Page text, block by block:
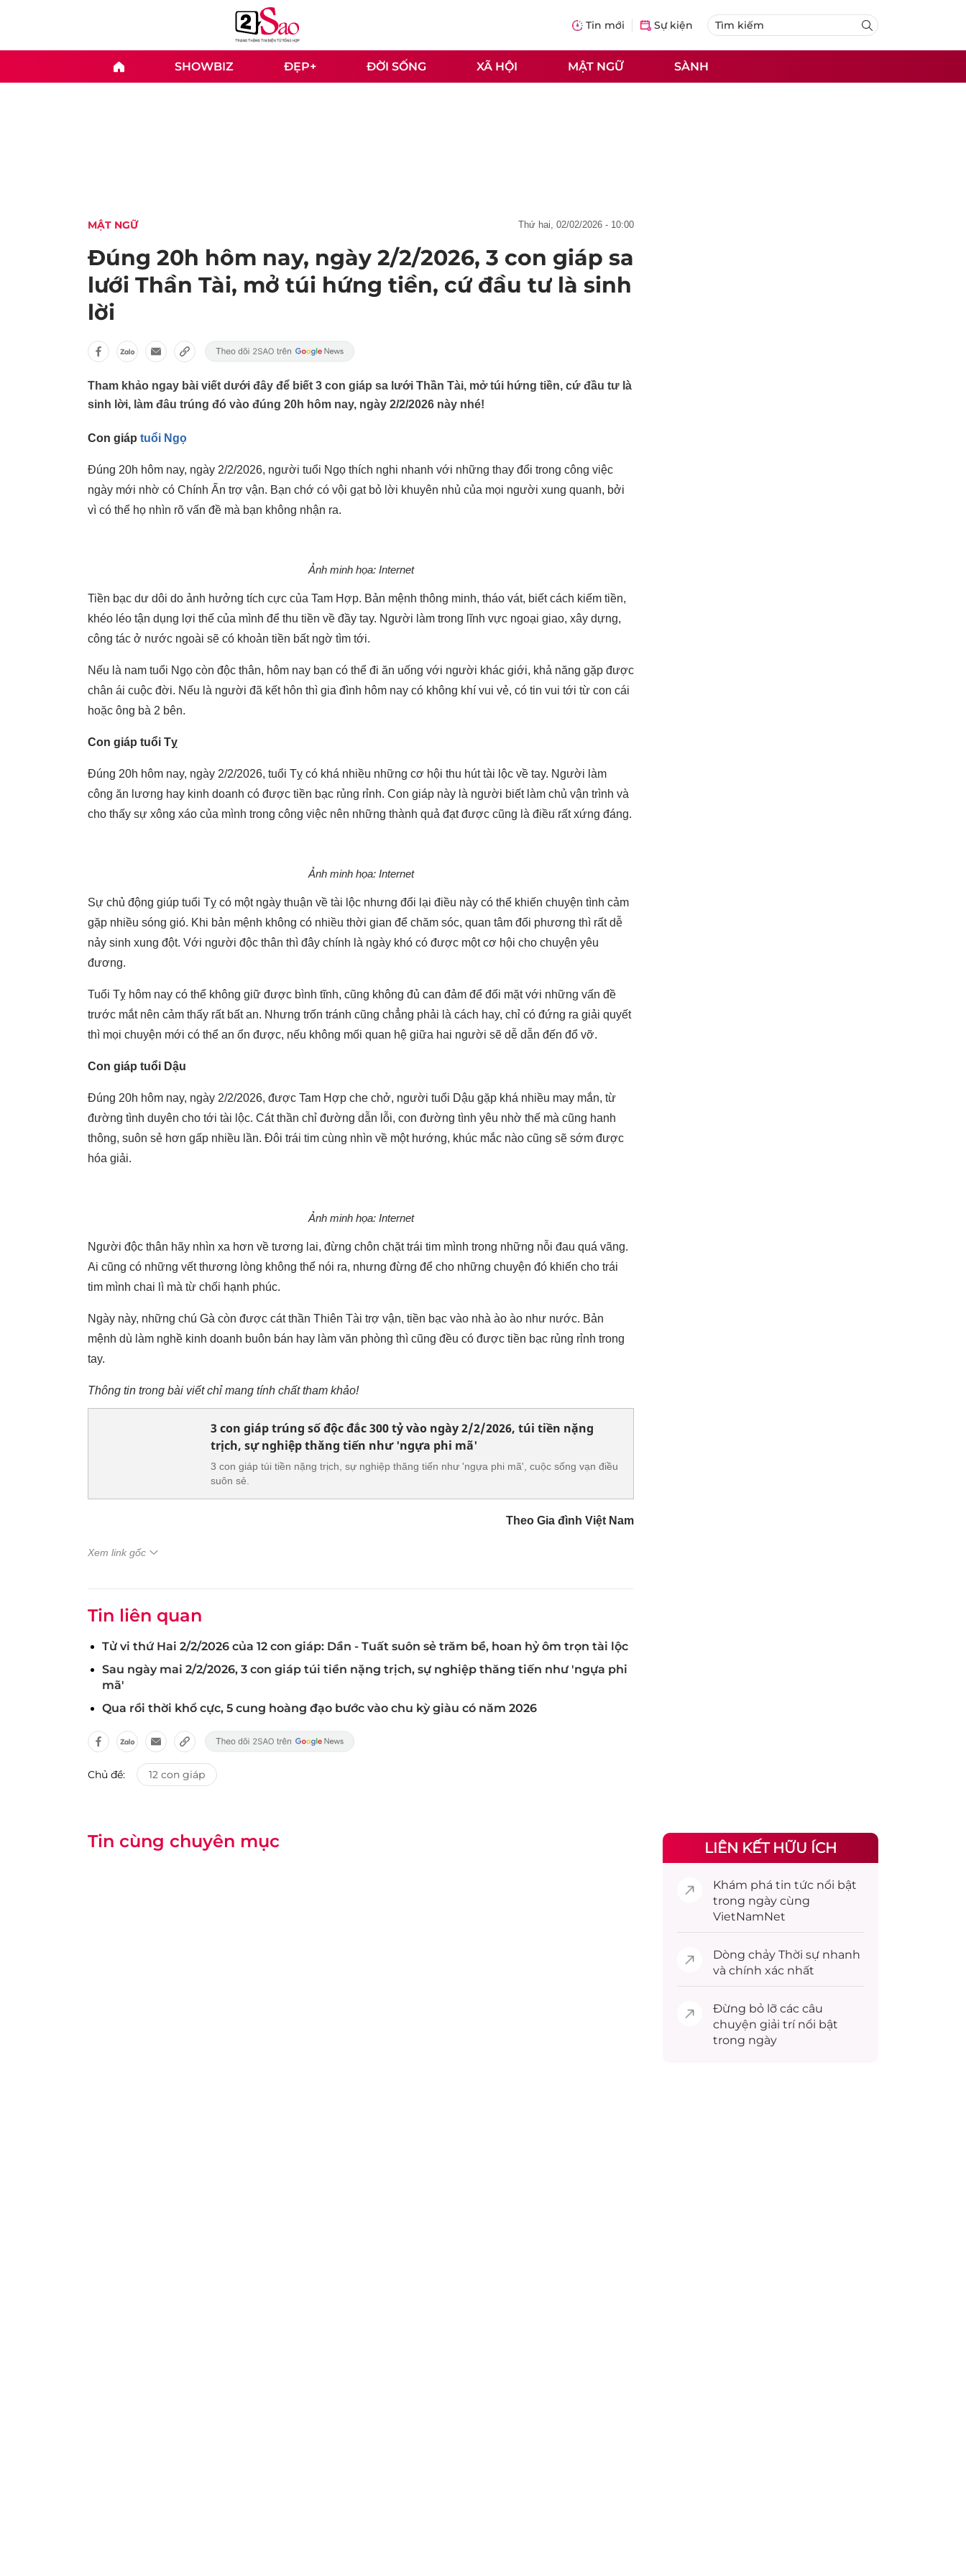
Tin mới Sự kiện
SHOWBIZ ĐẸP+ ĐỜI SỐNG XÃ HỘI MẬT NGỮ SÀNH
MẬT NGỮ thứ hai, 02/02/2026 - 10:00
Đúng 20h hôm nay, ngày 2/2/2026, 3 con giáp sa
lưới Thần Tài, mở túi hứng tiền, cứ đầu tư là sinh
lời
Tham khảo ngay bài viết dưới đây để biết 3 con giáp sa lưới Thần Tài, mở túi hứng tiền, cứ đầu tư là
sinh lời, làm đâu trúng đó vào đúng 20h hôm nay, ngày 2/2/2026 này nhé!
Con giáp tuổi Ngọ
Đúng 20h hôm nay, ngày 2/2/2026, người tuổi Ngọ thích nghi nhanh với những thay đổi trong công việc
ngày mới nhờ có Chính Ấn trợ vận. Bạn chớ có vội gạt bỏ lời khuyên nhủ của mọi người xung quanh, bởi
vì có thể họ nhìn rõ vấn đề mà bạn không nhận ra.
Ảnh minh họa: Internet
Tiền bạc dư dôi do ảnh hưởng tích cực của Tam Hợp. Bản mệnh thông minh, tháo vát, biết cách kiếm tiền,
khéo léo tận dụng lợi thế của mình để thu tiền về đầy tay. Người làm trong lĩnh vực ngoại giao, xây dựng,
công tác ở nước ngoài sẽ có khoản tiền bất ngờ tìm tới.
Nếu là nam tuổi Ngọ còn độc thân, hôm nay bạn có thể đi ăn uống với người khác giới, khả năng gặp được
chân ái cuộc đời. Nếu là người đã kết hôn thì gia đình hôm nay có không khí vui vẻ, có tin vui tới từ con cái
hoặc ông bà 2 bên.
Con giáp tuổi Tỵ
Đúng 20h hôm nay, ngày 2/2/2026, tuổi Tỵ có khá nhiều những cơ hội thu hút tài lộc về tay. Người làm
công ăn lương hay kinh doanh có được tiền bạc rủng rỉnh. Con giáp này là người biết làm chủ vận trình và
cho thấy sự xông xáo của mình trong công việc nên những thành quả đạt được cũng là điều rất xứng đáng.
Ảnh minh họa: Internet
Sự chủ động giúp tuổi Tỵ có một ngày thuận về tài lộc nhưng đổi lại điều này có thể khiến chuyện tình cảm
gặp nhiều sóng gió. Khi bản mệnh không có nhiều thời gian để chăm sóc, quan tâm đối phương thì rất dễ
nảy sinh xung đột. Với người độc thân thì đây chính là ngày khó có được một cơ hội cho chuyện yêu
đương.
Tuổi Tỵ hôm nay có thể không giữ được bình tĩnh, cũng không đủ can đảm để đối mặt với những vấn đề
trước mắt nên cảm thấy rất bất an. Nhưng trốn tránh cũng chẳng phải là cách hay, chỉ có đứng ra giải quyết
thì mọi chuyện mới có thể an ổn được, nếu không mối quan hệ giữa hai người sẽ dễ dẫn đến đổ vỡ.
Con giáp tuổi Dậu
Đúng 20h hôm nay, ngày 2/2/2026, được Tam Hợp che chở, người tuổi Dậu gặp khá nhiều may mắn, từ
đường tình duyên cho tới tài lộc. Cát thần chỉ đường dẫn lỗi, con đường tình yêu nhờ thế mà cũng hanh
thông, suôn sẻ hơn gấp nhiều lần. Đôi trái tim cùng nhìn về một hướng, khúc mắc nào cũng sẽ sớm được
hóa giải.
Ảnh minh họa: Internet
Người độc thân hãy nhìn xa hơn về tương lai, đừng chôn chặt trái tim mình trong những nỗi đau quá vãng.
Ai cũng có những vết thương lòng không thể nói ra, nhưng đừng để cho những chuyện đó khiến cho trái
tim mình chai lì mà từ chối hạnh phúc.
Ngày này, những chú Gà còn được cát thần Thiên Tài trợ vận, tiền bạc vào nhà ào ào như nước. Bản
mệnh dù làm nghề kinh doanh buôn bán hay làm văn phòng thì cũng đều có được tiền bạc rủng rỉnh trong
tay.
Thông tin trong bài viết chỉ mang tính chất tham khảo!
3 con giáp trúng số độc đắc 300 tỷ vào ngày 2/2/2026, túi tiền nặng
trịch, sự nghiệp thăng tiến như 'ngựa phi mã'
3 con giáp túi tiền nặng trịch, sự nghiệp thăng tiến như 'ngựa phi mã', cuộc sống vạn điều
suôn sẻ.
Theo Gia đình Việt Nam
Xem link gốc
Tin liên quan
Tử vi thứ Hai 2/2/2026 của 12 con giáp: Dần - Tuất suôn sẻ trăm bề, hoan hỷ ôm trọn tài lộc
Sau ngày mai 2/2/2026, 3 con giáp túi tiền nặng trịch, sự nghiệp thăng tiến như 'ngựa phi
mã'
Qua rồi thời khổ cực, 5 cung hoàng đạo bước vào chu kỳ giàu có năm 2026
Chủ đề: 12 con giáp
Tin cùng chuyên mục LIÊN KẾT HỮU ÍCH
Khám phá tin tức nổi bật
trong ngày cùng
VietNamNet
Dòng chảy Thời sự nhanh
và chính xác nhất
Đừng bỏ lỡ các câu
chuyện giải trínổi bật
trong ngày